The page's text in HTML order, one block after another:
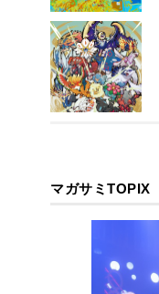
マガサミTOPIX